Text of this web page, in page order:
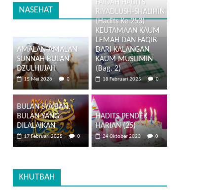
NASEHAT
AMALAN-AMALAN
SUNNAH BULAN
DZULHIJJAH
15 Mei 2026 0
FAIDAH HADITS
RIYADLUSH-SHALIHIN
(Hadits Ke 253)
KEUTAMAAN KAUM
LEMAH DAN FAQIR
DARI KALANGAN
KAUM MUSLIMIN
(Bag. 2)
18 Februari 2025 0
BULAN SYA’BAN,
BULAN YANG
DILALAIKAN
17 Februari 2025 0
HADITS PENDEK
HARIAN (25)
24 Oktober 2023 0
KHUTBAH